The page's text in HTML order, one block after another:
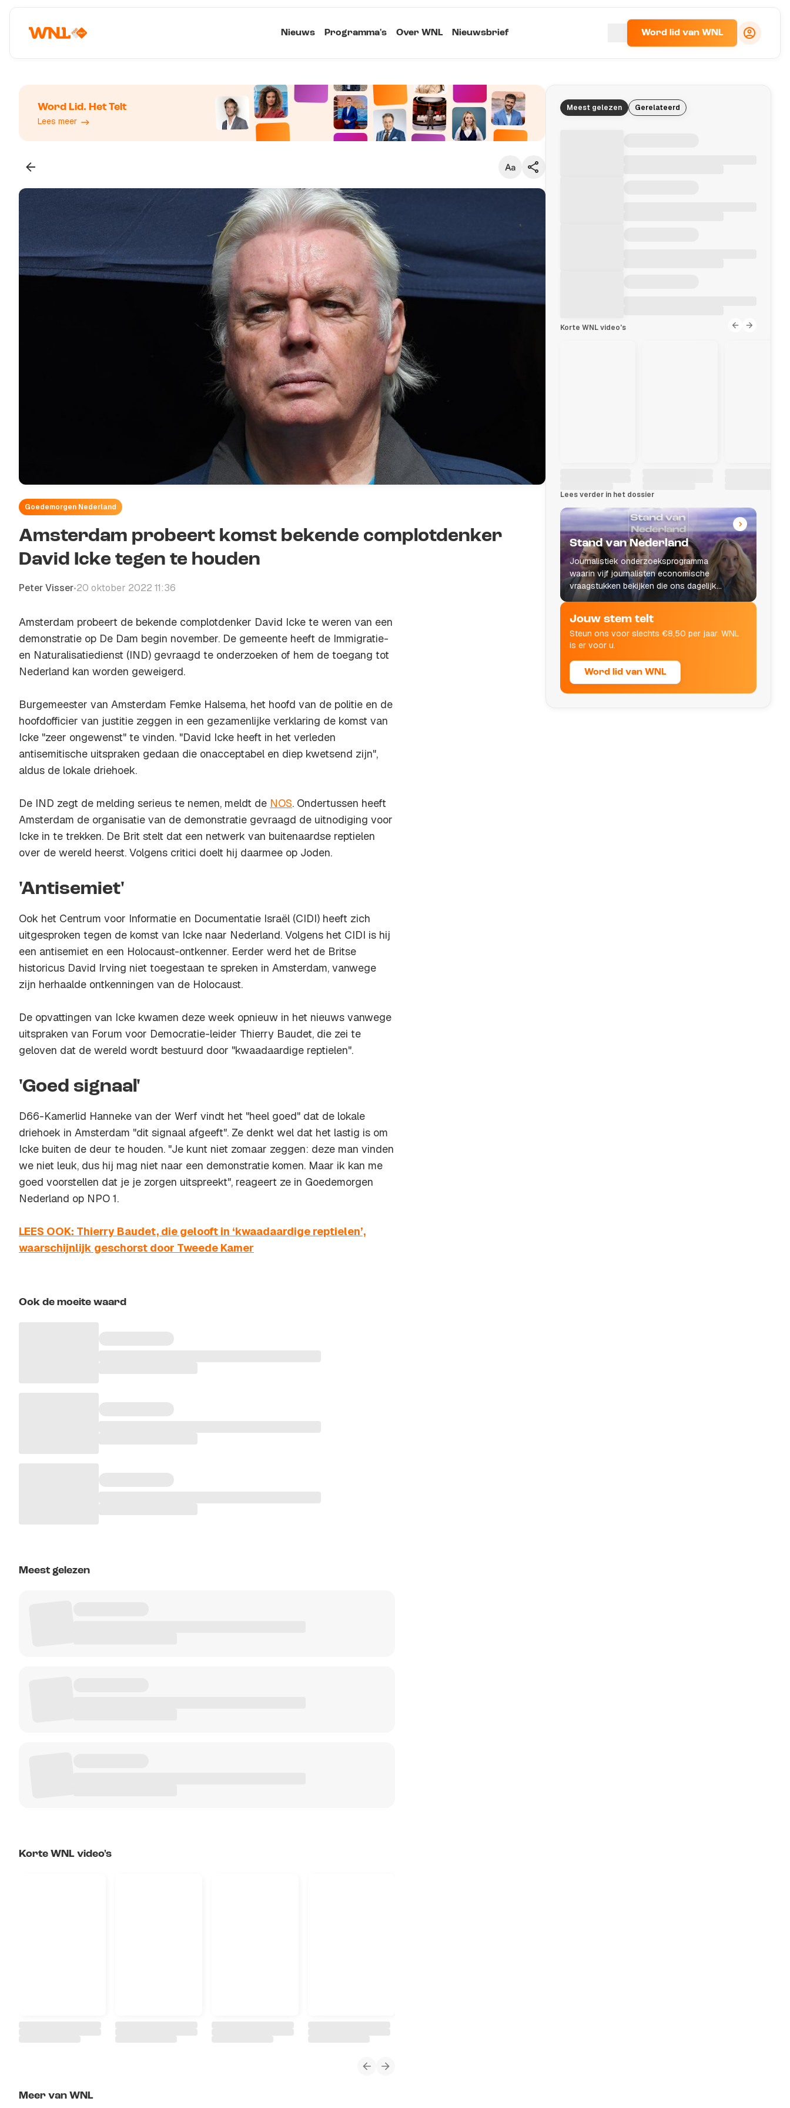
Nieuws Programma's Over WNL Nieuwsbrief Word lid van WNL
Word Lid. Het Telt
Lees meer
Goedemorgen Nederland
Amsterdam probeert komst bekende complotdenker
David Icke tegen te houden
Peter Visser•20 oktober 2022 11:36
Amsterdam probeert de bekende complotdenker David Icke te weren van een
demonstratie op De Dam begin november. De gemeente heeft de Immigratie-
en Naturalisatiedienst (IND) gevraagd te onderzoeken of hem de toegang tot
Nederland kan worden geweigerd.
Burgemeester van Amsterdam Femke Halsema, het hoofd van de politie en de
hoofdofficier van justitie zeggen in een gezamenlijke verklaring de komst van
Icke "zeer ongewenst" te vinden. "David Icke heeft in het verleden
antisemitische uitspraken gedaan die onacceptabel en diep kwetsend zijn",
aldus de lokale driehoek.
De IND zegt de melding serieus te nemen, meldt de NOS. Ondertussen heeft
Amsterdam de organisatie van de demonstratie gevraagd de uitnodiging voor
Icke in te trekken. De Brit stelt dat een netwerk van buitenaardse reptielen
over de wereld heerst. Volgens critici doelt hij daarmee op Joden.
'Antisemiet'
Ook het Centrum voor Informatie en Documentatie Israël (CIDI) heeft zich
uitgesproken tegen de komst van Icke naar Nederland. Volgens het CIDI is hij
een antisemiet en een Holocaust-ontkenner. Eerder werd het de Britse
historicus David Irving niet toegestaan te spreken in Amsterdam, vanwege
zijn herhaalde ontkenningen van de Holocaust.
De opvattingen van Icke kwamen deze week opnieuw in het nieuws vanwege
uitspraken van Forum voor Democratie-leider Thierry Baudet, die zei te
geloven dat de wereld wordt bestuurd door "kwaadaardige reptielen".
'Goed signaal'
D66-Kamerlid Hanneke van der Werf vindt het "heel goed" dat de lokale
driehoek in Amsterdam "dit signaal afgeeft". Ze denkt wel dat het lastig is om
Icke buiten de deur te houden. "Je kunt niet zomaar zeggen: deze man vinden
we niet leuk, dus hij mag niet naar een demonstratie komen. Maar ik kan me
goed voorstellen dat je je zorgen uitspreekt", reageert ze in Goedemorgen
Nederland op NPO 1.
LEES OOK: Thierry Baudet, die gelooft in ‘kwaadaardige reptielen’,
waarschijnlijk geschorst door Tweede Kamer
Ook de moeite waard
Meest gelezen
Korte WNL video's
Meer van WNL
Meest gelezen Gerelateerd
Korte WNL video's
Lees verder in het dossier
Stand van Nederland
Journalistiek onderzoeksprogramma
waarin vijf journalisten economische
vraagstukken bekijken die ons dagelijks
leven raken.
Jouw stem telt
Steun ons voor slechts €8,50 per jaar. WNL
is er voor u.
Word lid van WNL